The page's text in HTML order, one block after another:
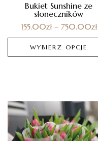
Bukiet Sunshine ze
słoneczników
155.00zł– 750.00zł
WYBIERZ OPCJE